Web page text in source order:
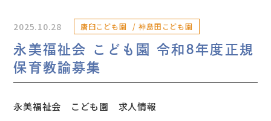
2025.10.28 唐臼こども園 神島田こども園
永美福祉会 こども園 令和8年度正規
保育教諭募集
永美福祉会 こども園 求人情報